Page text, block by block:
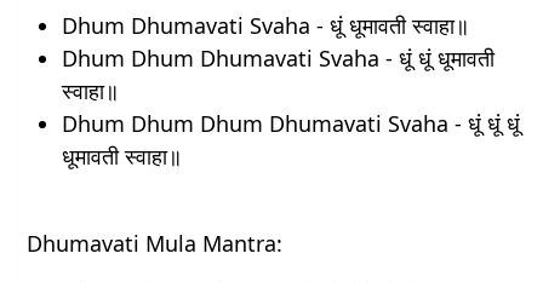
Dhum Dhumavati Svaha - धूं धूमावती स्वाहा॥
Dhum Dhum Dhumavati Svaha - धूं धूं धूमावती
स्वाहा॥
Dhum Dhum Dhum Dhumavati Svaha - धूं धूं धूं
धूमावती स्वाहा॥
Dhumavati Mula Mantra: